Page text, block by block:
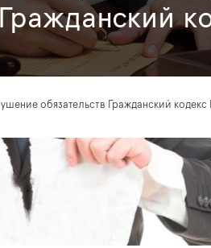
обязательств Гражданский кодекс